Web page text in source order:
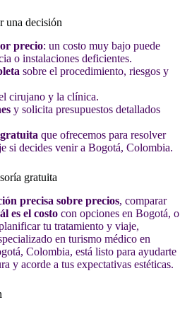
una decisión
precio: un costo muy bajo puede
o instalaciones deficientes.
sobre el procedimiento, riesgos y
cirujano y la clínica.
y solicita presupuestos detallados
que ofrecemos para resolver
si decides venir a Bogotá, Colombia.
gratuita
precisa sobre precios, comparar
es el costo con opciones en Bogotá, o
tu tratamiento y viaje,
en turismo médico en
Colombia, está listo para ayudarte
y acorde a tus expectativas estéticas.